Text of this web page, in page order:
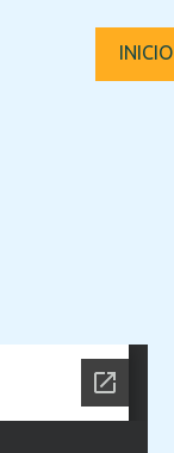
INICIO